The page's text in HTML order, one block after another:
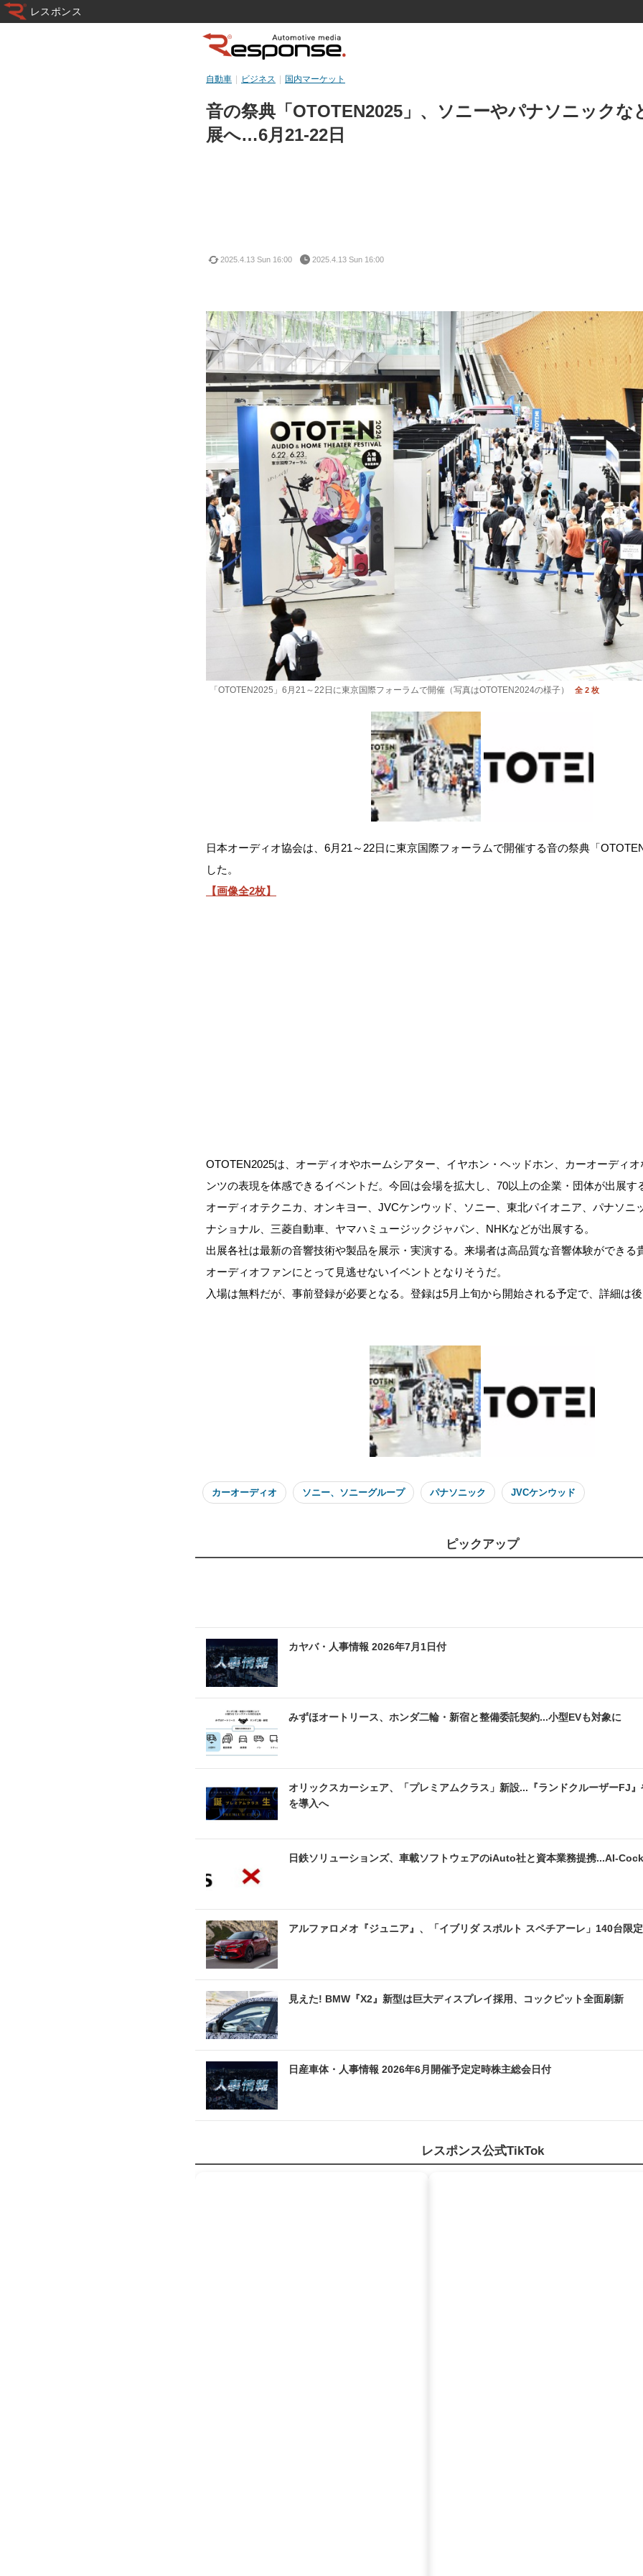
音の祭典「OTOTEN2025」、ソニーやパナソニックな
展へ…6月21-22日
自動車 ビジネス 国内マーケット
2025.4.13 Sun 16:00 2025.4.13 Sun 16:00
「OTOTEN2025」6月21～22日に東京国際フォーラムで開催（写真はOTOTEN2024の様子） 全 2 枚
日本オーディオ協会は、6月21～22日に東京国際フォーラムで開催する音の祭典「
した。
【画像全2枚】
OTOTEN2025は、オーディオやホームシアター、イヤホン・ヘッドホン、カーオーディ
ンツの表現を体感できるイベントだ。今回は会場を拡大し、70以上の企業・団体が出展す
オーディオテクニカ、オンキヨー、JVCケンウッド、ソニー、東北パイオニア、パナソニ
ナショナル、三菱自動車、ヤマハミュージックジャパン、NHKなどが出展する。
出展各社は最新の音響技術や製品を展示・実演する。来場者は高品質な音響体験ができる
オーディオファンにとって見逃せないイベントとなりそうだ。
入場は無料だが、事前登録が必要となる。登録は5月上旬から開始される予定で、詳細は後
カーオーディオ ソニー、ソニーグループ パナソニック JVCケンウッド
ピックアップ
カヤバ・人事情報 2026年7月1日付
みずほオートリース、ホンダ二輪・新宿と整備委託契約...小型EVも対象に
オリックスカーシェア、「プレミアムクラス」新設...『ランドクルーザーFJ
を導入へ
日鉄ソリューションズ、車載ソフトウェアのiAuto社と資本業務提携...AI-
アルファロメオ『ジュニア』、「イブリダ スポルト スペチアーレ」140台限
見えた! BMW『X2』新型は巨大ディスプレイ採用、コックピット全面刷新
日産車体・人事情報 2026年6月開催予定定時株主総会日付
レスポンス公式TikTok
レスポンス